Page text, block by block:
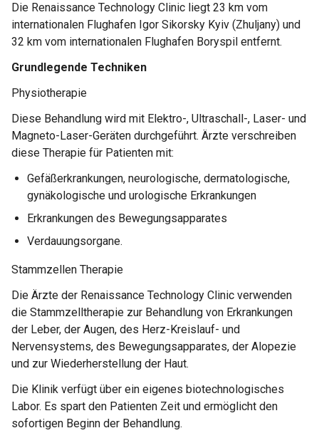
Die Renaissance Technology Clinic liegt 23 km vom
internationalen Flughafen Igor Sikorsky Kyiv (Zhuljany) und
32 km vom internationalen Flughafen Boryspil entfernt.
Grundlegende Techniken
Physiotherapie
Diese Behandlung wird mit Elektro-, Ultraschall-, Laser- und
Magneto-Laser-Geräten durchgeführt. Ärzte verschreiben
diese Therapie für Patienten mit:
Gefäßerkrankungen, neurologische, dermatologische,
gynäkologische und urologische Erkrankungen
Erkrankungen des Bewegungsapparates
Verdauungsorgane.
Stammzellen Therapie
Die Ärzte der Renaissance Technology Clinic verwenden
die Stammzelltherapie zur Behandlung von Erkrankungen
der Leber, der Augen, des Herz-Kreislauf- und
Nervensystems, des Bewegungsapparates, der Alopezie
und zur Wiederherstellung der Haut.
Die Klinik verfügt über ein eigenes biotechnologisches
Labor. Es spart den Patienten Zeit und ermöglicht den
sofortigen Beginn der Behandlung.